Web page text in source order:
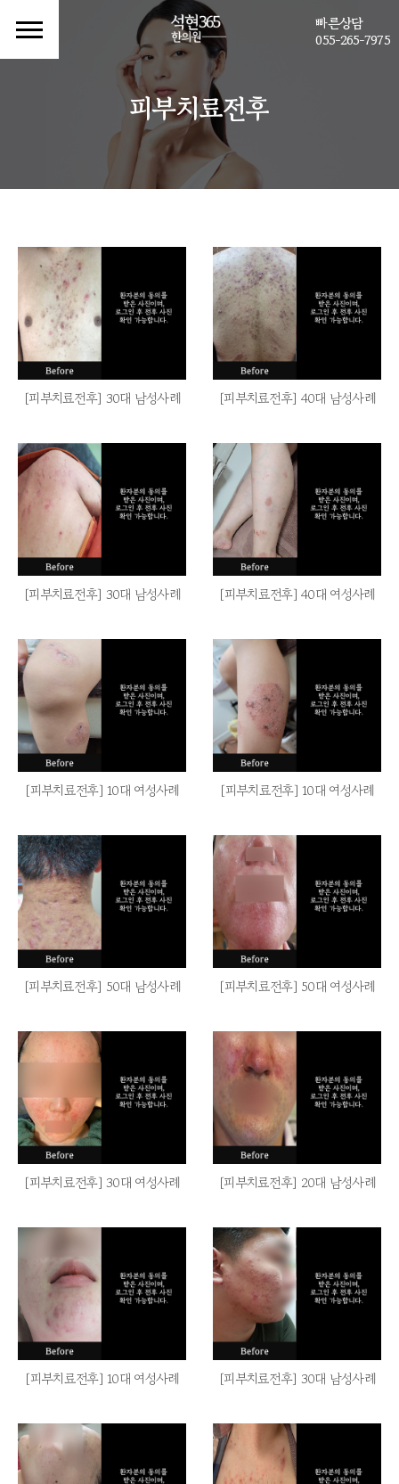
빠른상담
055-265-7975
피부치료전후
[피부치료전후] 30대 남성사례 [피부치료전후] 40대 남성사례
[피부치료전후] 30대 남성사례 [피부치료전후] 40대 여성사례
[피부치료전후] 10대 여성사례 [피부치료전후] 10대 여성사례
[피부치료전후] 50대 남성사례 [피부치료전후] 50대 여성사례
[피부치료전후] 30대 여성사례 [피부치료전후] 20대 남성사례
[피부치료전후] 10대 여성사례 [피부치료전후] 30대 남성사례